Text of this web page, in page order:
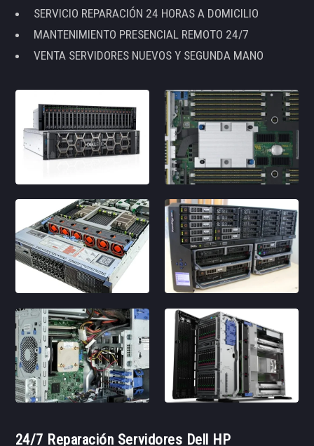
SERVICIO REPARACIÓN 24 HORAS A DOMICILIO
MANTENIMIENTO PRESENCIAL REMOTO 24/7
VENTA SERVIDORES NUEVOS Y SEGUNDA MANO
24/7 Reparación Servidores Dell HP